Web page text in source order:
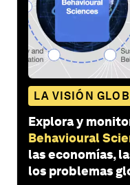
LA VISIÓN
Explora y
Behavioural
las economías,
los problemas